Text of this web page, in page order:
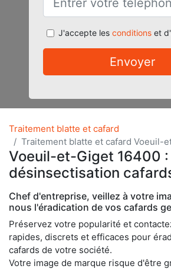
J'accepte les conditionset
Envoyer
Traitement blatte et cafard
Traitement blatte et cafard Voeuil-
Voeuil-et-Giget 16400 :
désinsectisation
Chef d'entreprise, veillez à votre
nous l'éradication de vos cafards
Préservez votre popularité et
rapides, discrets et efficaces pour
cafards de votre société.
Votre image de marque risque d'être